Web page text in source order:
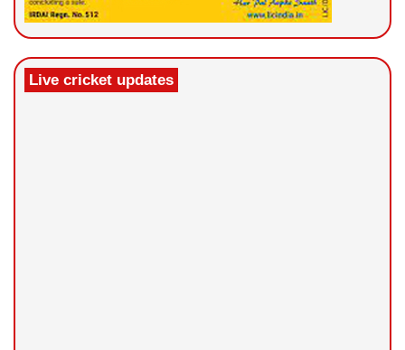
Live cricket updates